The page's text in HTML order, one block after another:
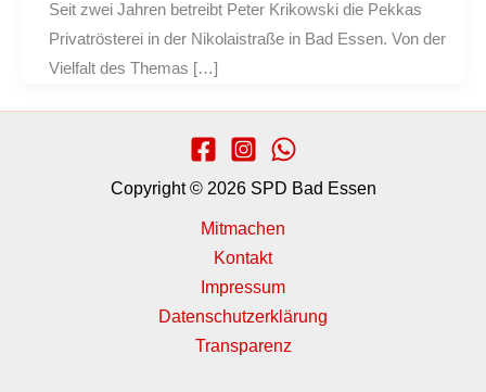
Seit zwei Jahren betreibt Peter Krikowski die Pekkas
Privatrösterei in der Nikolaistraße in Bad Essen. Von der
Vielfalt des Themas […]
Copyright © 2026 SPD Bad Essen
Mitmachen
Kontakt
Impressum
Datenschutzerklärung
Transparenz